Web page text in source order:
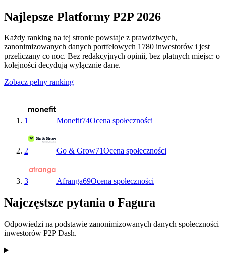
Najlepsze Platformy P2P 2026
Każdy ranking na tej stronie powstaje z prawdziwych,
zanonimizowanych danych portfelowych 1780 inwestorów i jest
przeliczany co noc. Bez redakcyjnych opinii, bez płatnych miejsc: o
kolejności decydują wyłącznie dane.
Zobacz pełny ranking
1 Monefit74Ocena społeczności
2 Go & Grow71Ocena społeczności
3 Afranga69Ocena społeczności
Najczęstsze pytania o Fagura
Odpowiedzi na podstawie zanonimizowanych danych społeczności
inwestorów P2P Dash.